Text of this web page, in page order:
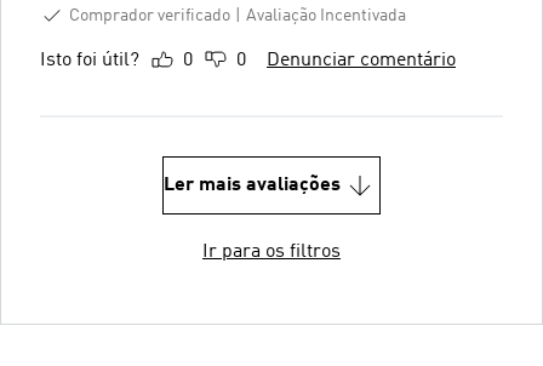
Comprador verificado
Avaliação Incentivada
Isto foi útil? 0 0 Denunciar comentário
Ler mais avaliações
Ir para os filtros